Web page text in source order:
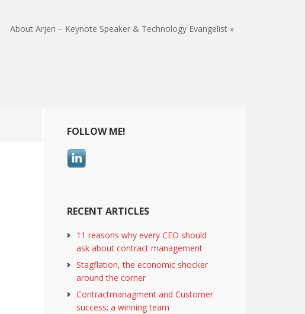
About Arjen – Keynote Speaker & Technology Evangelist »
Primary
Sidebar
FOLLOW ME!
RECENT ARTICLES
11 reasons why every CEO should
ask about contract management
Stagflation, the economic shocker
around the corner
Contractmanagment and Customer
success; a winning team